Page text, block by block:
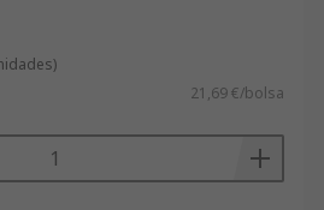
21,69 €/bolsa